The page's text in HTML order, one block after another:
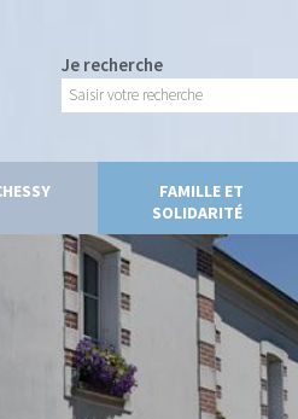
Je recherche
FAMILLE ET
SOLIDARITÉ